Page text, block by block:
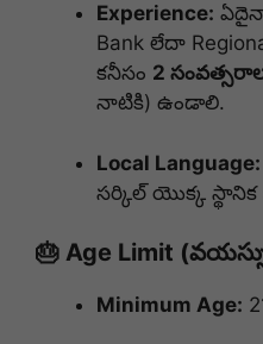
Experience: ఏదైనా
Bank లేదా
కనీసం 2
నాటికి) ఉండాలి.
Local Language:
సర్కిల్ యొక్క
🎂 Age Limit
Minimum Age: